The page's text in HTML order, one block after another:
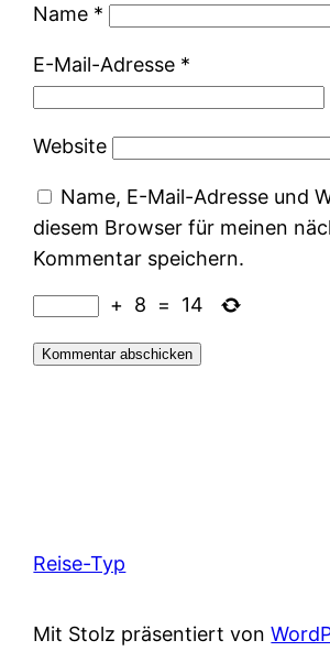
Name *
E-Mail-Adresse *
Website
Name, E-Mail-Adresse und
diesem Browser für meinen
Kommentar speichern.
+ 8 = 14
Reise-Typ
Mit Stolz präsentiert von